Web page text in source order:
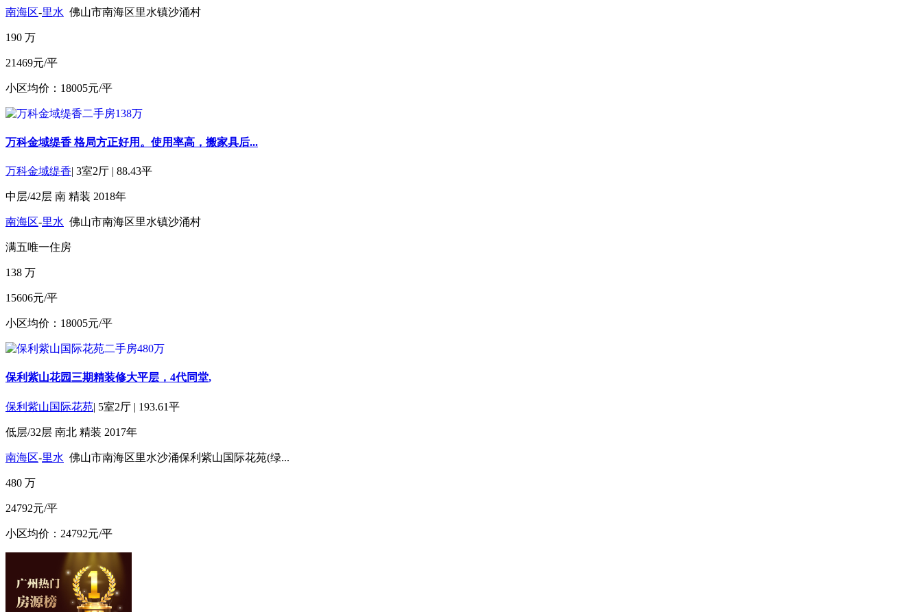
南海区-里水 佛山市南海区里水镇沙涌村
190 万
21469元/平
小区均价：18005元/平
万科金域缇香 格局方正好用。使用率高，搬家具后...
万科金域缇香| 3室2厅 | 88.43平
中层/42层 南 精装 2018年
南海区-里水 佛山市南海区里水镇沙涌村
满五唯一住房
138 万
15606元/平
小区均价：18005元/平
保利紫山花园三期精装修大平层，4代同堂,
保利紫山国际花苑| 5室2厅 | 193.61平
低层/32层 南北 精装 2017年
南海区-里水 佛山市南海区里水沙涌保利紫山国际花苑(绿...
480 万
24792元/平
小区均价：24792元/平